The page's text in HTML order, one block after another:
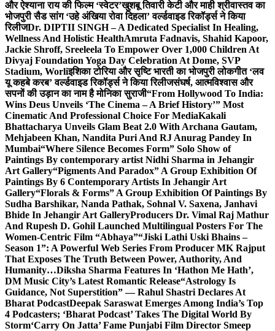
और ऐश्याना राय की फिल्म ‘स्वेटर’खुशबू तिवारी केटी और माही श्रीवास्तव का
भोजपुरी सैड सांग ‘उहे अंखिया रोवा दिहला’ वर्ल्डवाइड रिकॉर्ड्स ने किया
रिलीजDr. DIPTII SINGH – A Dedicated Specialist In Healing,
Wellness And Holistic HealthAmruta Fadnavis, Shahid Kapoor,
Jackie Shroff, Sreeleela To Empower Over 1,000 Children At
Divyaj Foundation Yoga Day Celebration At Dome, SVP
Stadium, Worliइशिका टोरिया और सृष्टि भारती का भोजपुरी लोकगीत ‘लव
यू कहबे करब’ वर्ल्डवाइड रिकॉर्ड्स ने किया रिलीजसंघर्ष, आत्मविश्वास और
सपनों की उड़ान का नाम है मोनिका सुराजी“From Hollywood To India:
Wins Deus Unveils ‘The Cinema – A Brief History’” Most
Cinematic And Professional Choice For MediaKakali
Bhattacharya Unveils Glam Beat 2.0 With Archana Gautam,
Mehjabeen Khan, Nandita Puri And RJ Anurag Pandey In
Mumbai“Where Silence Becomes Form” Solo Show of
Paintings By contemporary artist Nidhi Sharma in Jehangir
Art Gallery“Pigments And Paradox” A Group Exhibition Of
Paintings By 6 Contemporary Artists In Jehangir Art
Gallery“Florals & Forms” A Group Exhibition Of Paintings By
Sudha Barshikar, Nanda Pathak, Sohnal V. Saxena, Janhavi
Bhide In Jehangir Art GalleryProducers Dr. Vimal Raj Mathur
And Rupesh D. Gohil Launched Multilingual Posters For The
Women-Centric Film “Abhaya”“Jiski Lathi Uski Bhains –
Season 1”: A Powerful Web Series From Producer MK Rajput
That Exposes The Truth Between Power, Authority, And
Humanity…Diksha Sharma Features In ‘Hathon Me Hath’,
DM Music City’s Latest Romantic Release“Astrology Is
Guidance, Not Superstition” — Rahul Shastri Declares At
Bharat PodcastDeepak Saraswat Emerges Among India’s Top
4 Podcasters; ‘Bharat Podcast’ Takes The Digital World By
Storm‘Carry On Jatta’ Fame Punjabi Film Director Smeep